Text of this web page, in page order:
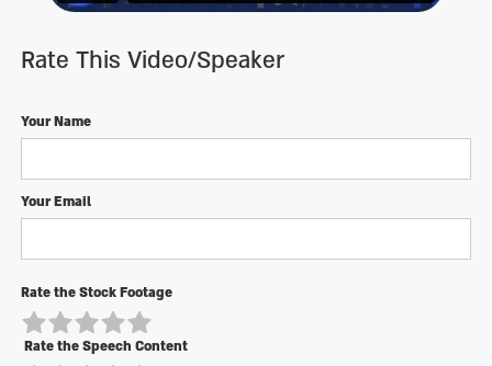
Rate This Video/Speaker
Your Name
Your Email
Rate the Stock Footage
Rate the Speech Content